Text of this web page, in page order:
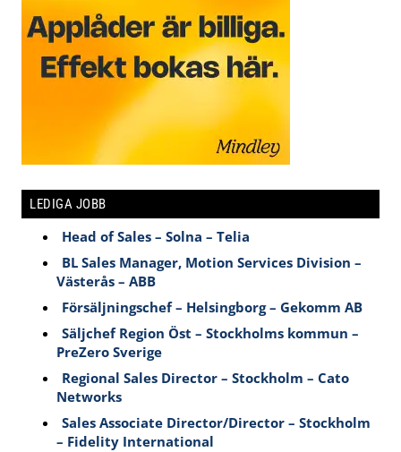
LEDIGA JOBB
Head of Sales – Solna – Telia
BL Sales Manager, Motion Services Division –
Västerås – ABB
Försäljningschef – Helsingborg – Gekomm AB
Säljchef Region Öst – Stockholms kommun –
PreZero Sverige
Regional Sales Director – Stockholm – Cato
Networks
Sales Associate Director/Director – Stockholm
– Fidelity International